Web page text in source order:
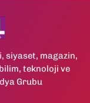
siyaset, magazin,
teknoloji ve
Grubu